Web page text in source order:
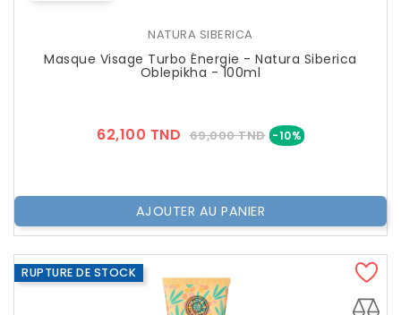
NATURA SIBERICA
Masque Visage Turbo Énergie - Natura Siberica
Oblepikha - 100ml
62,100 TND Prix
69,000 TND -10%Prix
AJOUTER AU PANIER
RUPTURE DE STOCK